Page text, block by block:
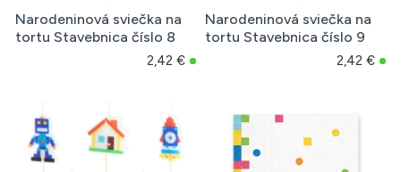
Narodeninová sviečka na
tortu Stavebnica číslo 8
2,42 €
Narodeninová sviečka na
tortu Stavebnica číslo 9
2,42 €